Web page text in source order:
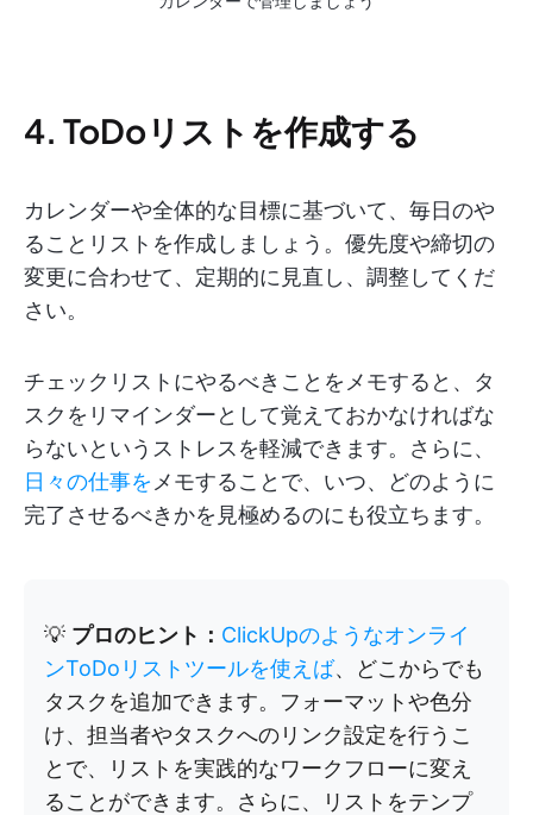
4. ToDoリストを作成する
カレンダーや全体的な目標に基づいて、毎日のや
ることリストを作成しましょう。優先度や締切の
変更に合わせて、定期的に見直し、調整してくだ
さい。
チェックリストにやるべきことをメモすると、タ
スクをリマインダーとして覚えておかなければな
らないというストレスを軽減できます。さらに、
日々の仕事を メモすることで、いつ、どのように
完了させるべきかを見極めるのにも役立ちます。
💡 プロのヒント： ClickUpのようなオンライ
ンToDoリストツールを使えば、どこからでも
タスクを追加できます。フォーマットや色分
け、担当者やタスクへのリンク設定を行うこ
とで、リストを実践的なワークフローに変え
ることができます。さらに、リストをテンプ